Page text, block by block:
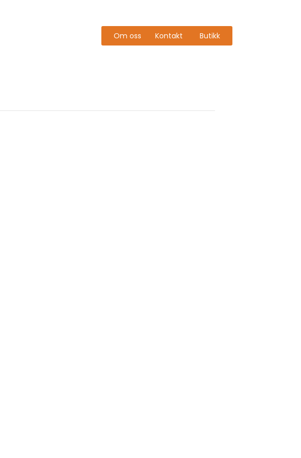
Om oss Kontakt Butikk